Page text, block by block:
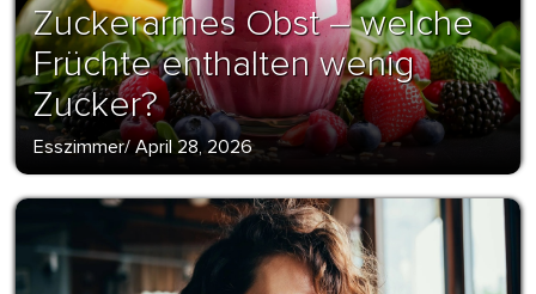
Zuckerarmes Obst – welche
Früchte enthalten wenig
Zucker?
Esszimmer/April 28, 2026